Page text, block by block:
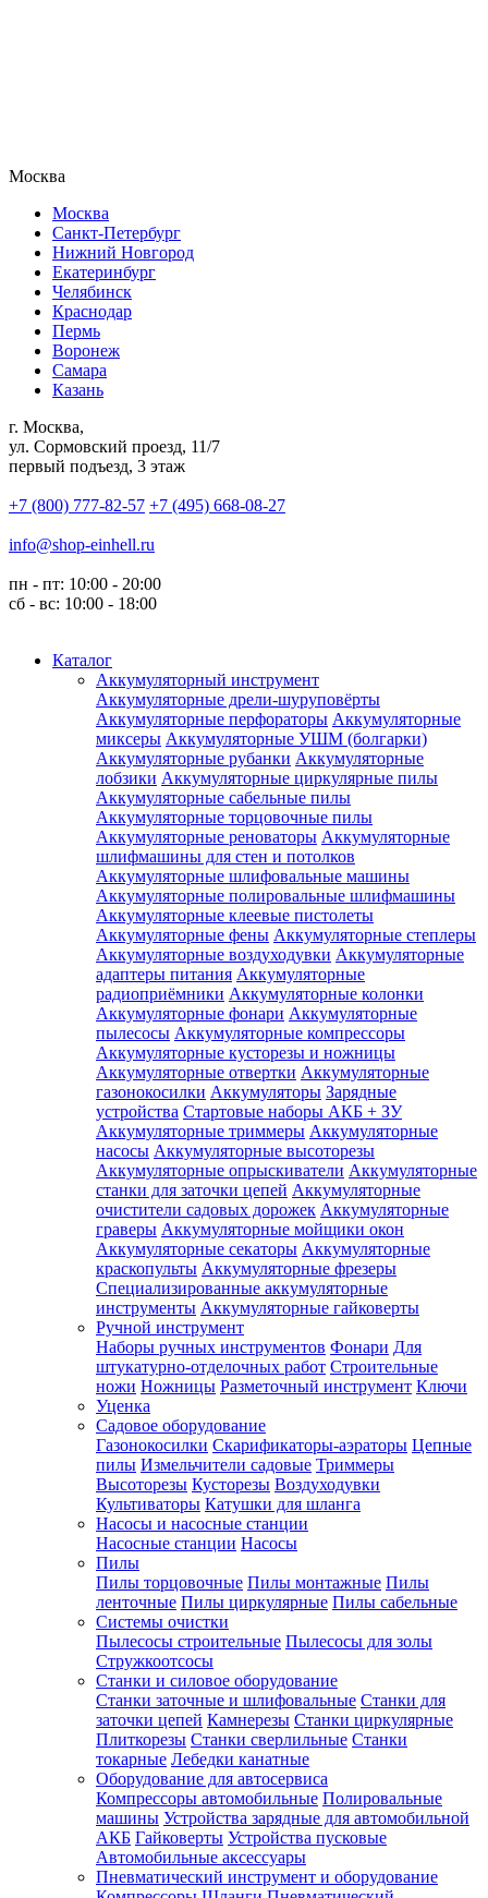
Москва
Москва
Санкт-Петербург
Нижний Новгород
Екатеринбург
Челябинск
Краснодар
Пермь
Воронеж
Самара
Казань
г. Москва,
ул. Сормовский проезд, 11/7
первый подъезд, 3 этаж
+7 (800) 777-82-57 +7 (495) 668-08-27
info@shop-einhell.ru
пн - пт: 10:00 - 20:00
сб - вс: 10:00 - 18:00
Каталог
Аккумуляторный инструмент
Аккумуляторные дрели-шуруповёрты
Аккумуляторные перфораторы Аккумуляторные
миксеры Аккумуляторные УШМ (болгарки)
Аккумуляторные рубанки Аккумуляторные
лобзики Аккумуляторные циркулярные пилы
Аккумуляторные сабельные пилы
Аккумуляторные торцовочные пилы
Аккумуляторные реноваторы Аккумуляторные
шлифмашины для стен и потолков
Аккумуляторные шлифовальные машины
Аккумуляторные полировальные шлифмашины
Аккумуляторные клеевые пистолеты
Аккумуляторные фены Аккумуляторные степлеры
Аккумуляторные воздуходувки Аккумуляторные
адаптеры питания Аккумуляторные
радиоприёмники Аккумуляторные колонки
Аккумуляторные фонари Аккумуляторные
пылесосы Аккумуляторные компрессоры
Аккумуляторные кусторезы и ножницы
Аккумуляторные отвертки Аккумуляторные
газонокосилки Аккумуляторы Зарядные
устройства Стартовые наборы АКБ + ЗУ
Аккумуляторные триммеры Аккумуляторные
насосы Аккумуляторные высоторезы
Аккумуляторные опрыскиватели Аккумуляторные
станки для заточки цепей Аккумуляторные
очистители садовых дорожек Аккумуляторные
граверы Аккумуляторные мойщики окон
Аккумуляторные секаторы Аккумуляторные
краскопульты Аккумуляторные фрезеры
Специализированные аккумуляторные
инструменты Аккумуляторные гайковерты
Ручной инструмент
Наборы ручных инструментов Фонари Для
штукатурно-отделочных работ Строительные
ножи Ножницы Разметочный инструмент Ключи
Уценка
Садовое оборудование
Газонокосилки Скарификаторы-аэраторы Цепные
пилы Измельчители садовые Триммеры
Высоторезы Кусторезы Воздуходувки
Культиваторы Катушки для шланга
Насосы и насосные станции
Насосные станции Насосы
Пилы
Пилы торцовочные Пилы монтажные Пилы
ленточные Пилы циркулярные Пилы сабельные
Системы очистки
Пылесосы строительные Пылесосы для золы
Стружкоотсосы
Станки и силовое оборудование
Станки заточные и шлифовальные Станки для
заточки цепей Камнерезы Станки циркулярные
Плиткорезы Станки сверлильные Станки
токарные Лебедки канатные
Оборудование для автосервиса
Компрессоры автомобильные Полировальные
машины Устройства зарядные для автомобильной
АКБ Гайковерты Устройства пусковые
Автомобильные аксессуары
Пневматический инструмент и оборудование